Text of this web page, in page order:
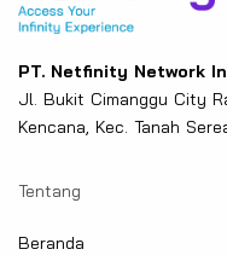
PT. Netfinity Network
Jl. Bukit Cimanggu City
Kencana, Kec. Tanah
Tentang
Beranda